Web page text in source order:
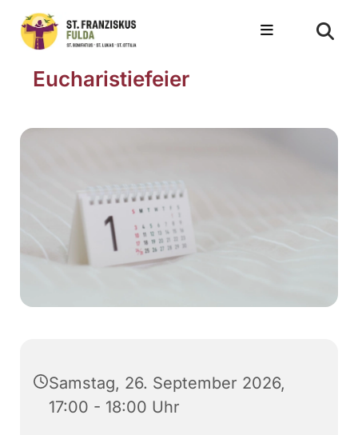
Eucharistiefeier
Samstag, 26. September 2026,
17:00 - 18:00 Uhr